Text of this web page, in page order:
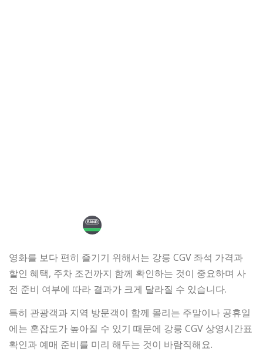
영화를 보다 편히 즐기기 위해서는 강릉 CGV 좌석 가격과
할인 혜택, 주차 조건까지 함께 확인하는 것이 중요하며 사
전 준비 여부에 따라 결과가 크게 달라질 수 있습니다.
특히 관광객과 지역 방문객이 함께 몰리는 주말이나 공휴일
에는 혼잡도가 높아질 수 있기 때문에 강릉 CGV 상영시간표
확인과 예매 준비를 미리 해두는 것이 바람직해요.